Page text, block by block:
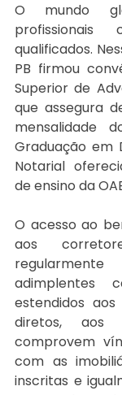
O mundo
qualificados.
PB firmou
Superior de
que assegura
mensalidade
Graduação em
Notarial
de ensino da
O acesso ao
aos
adimplentes
estendidos
diretos, aos
comprovem
com as
inscritas e